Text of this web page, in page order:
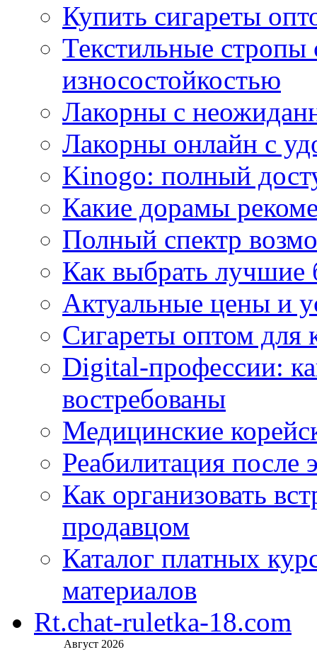
Купить сигареты
Текстильные
износостойкостью
Лакорны с
Лакорны онлайн с
Kinogo: полный
Какие дорамы
Полный спектр
Как выбрать
Актуальные цены и
Сигареты оптом для
Digital-профессии:
востребованы
Медицинские
Реабилитация после
Как организовать
продавцом
Каталог платных
материалов
Rt.chat-ruletka-18.com
Август 2026